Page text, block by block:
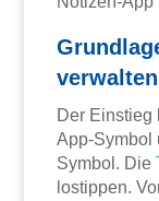
verwalten
Der Einstieg
App-Symbol
Symbol. Die
lostippen.